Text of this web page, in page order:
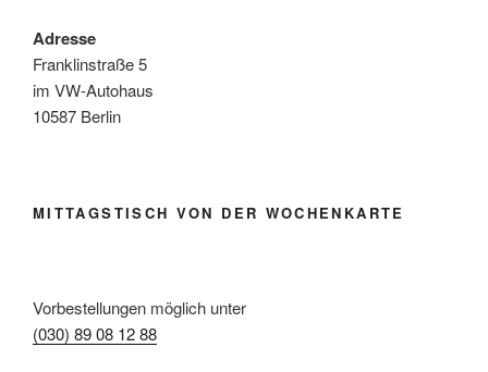
Adresse
Franklinstraße 5
im VW-Autohaus
10587 Berlin
MITTAGSTISCH VON DER WOCHENKARTE
Vorbestellungen möglich unter
(030) 89 08 12 88